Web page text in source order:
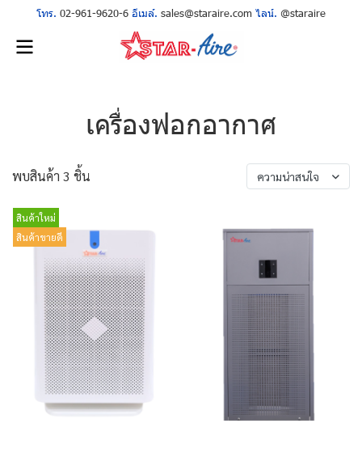
โทร. 02-961-9620-6 อีเมล์. sales@staraire.com ไลน์. @staraire
เครื่องฟอกอากาศ
พบสินค้า 3 ชิ้น ความน่าสนใจ
สินค้าใหม่
สินค้าขายดี